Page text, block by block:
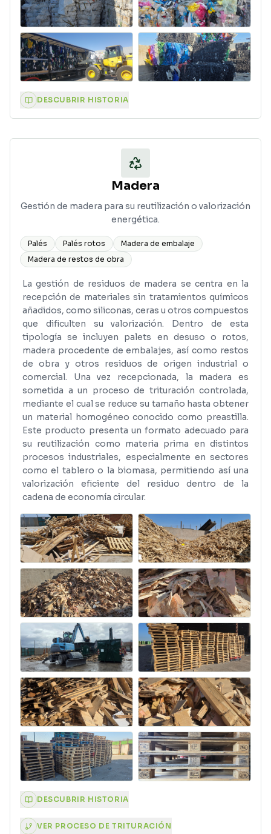
DESCUBRIR HISTORIA
Madera
Gestión de madera para su reutilización o valorización
energética.
Palés Palés rotos
Madera de embalaje
Madera de restos de obra
La gestión de residuos de madera se centra en la
recepción de materiales sin tratamientos químicos
añadidos, como siliconas, ceras u otros compuestos
que dificulten su valorización. Dentro de esta
tipología se incluyen palets en desuso o rotos,
madera procedente de embalajes, así como restos
de obra y otros residuos de origen industrial o
comercial. Una vez recepcionada, la madera es
sometida a un proceso de trituración controlada,
mediante el cual se reduce su tamaño hasta obtener
un material homogéneo conocido como preastilla.
Este producto presenta un formato adecuado para
su reutilización como materia prima en distintos
procesos industriales, especialmente en sectores
como el tablero o la biomasa, permitiendo así una
valorización eficiente del residuo dentro de la
cadena de economía circular.
DESCUBRIR HISTORIA
VER PROCESO DE TRITURACIÓN